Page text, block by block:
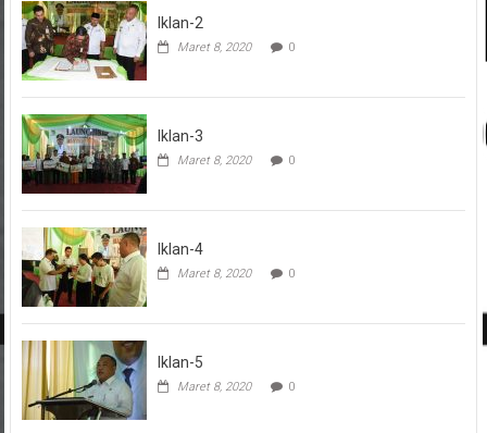
Iklan-2
Maret 8, 2020 0
Iklan-3
Maret 8, 2020 0
Iklan-4
Maret 8, 2020 0
Iklan-5
Maret 8, 2020 0